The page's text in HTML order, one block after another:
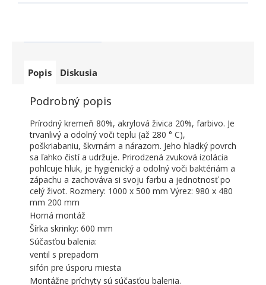
Popis Diskusia
Podrobný popis
Prírodný kremeň 80%, akrylová živica 20%, farbivo. Je
trvanlivý a odolný voči teplu (až 280 ° C),
poškriabaniu, škvrnám a nárazom. Jeho hladký povrch
sa ľahko čistí a udržuje. Prirodzená zvuková izolácia
pohlcuje hluk, je hygienický a odolný voči baktériám a
zápachu a zachováva si svoju farbu a jednotnosť po
celý život. Rozmery: 1000 x 500 mm Výrez: 980 x 480
mm 200 mm
Horná montáž
Šírka skrinky: 600 mm
Súčasťou balenia:
ventil s prepadom
sifón pre úsporu miesta
Montážne príchyty sú súčasťou balenia.